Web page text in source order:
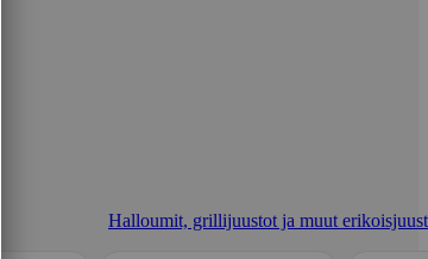
Halloumit, grillijuustot ja muut